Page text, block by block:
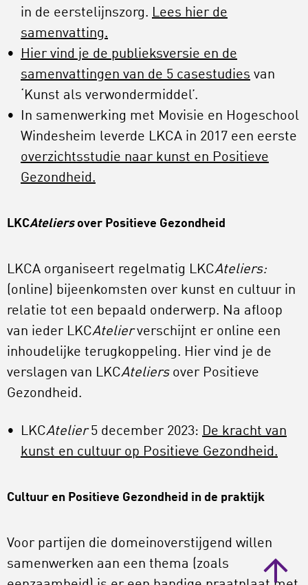
in de eerstelijnszorg. Lees hier de
samenvatting.
Hier vind je de publieksversie en de
samenvattingen van de 5 casestudies van
‘Kunst als verwondermiddel’.
In samenwerking met Movisie en Hogeschool
Windesheim leverde LKCA in 2017 een eerste
overzichtsstudie naar kunst en Positieve
Gezondheid.
LKCAteliersover Positieve Gezondheid
LKCA organiseert regelmatig LKCAteliers:
(online) bijeenkomsten over kunst en cultuur in
relatie tot een bepaald onderwerp. Na afloop
van ieder LKCAtelierverschijnt er online een
inhoudelijke terugkoppeling. Hier vind je de
verslagen van LKCAteliersover Positieve
Gezondheid.
LKCAtelier5 december 2023: De kracht van
kunst en cultuur op Positieve Gezondheid.
Cultuur en Positieve Gezondheid in de praktijk
Voor partijen die domeinoverstijgend willen
samenwerken aan een thema (zoals